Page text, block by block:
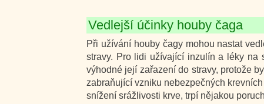
Vedlejší účinky houby čaga
Při užívání houby čagy mohou nastat
stravy. Pro lidi užívající inzulín a léky na
výhodné její zařazení do stravy, protože
zabraňující vzniku nebezpečných
snížení srážlivosti krve, trpí nějakou